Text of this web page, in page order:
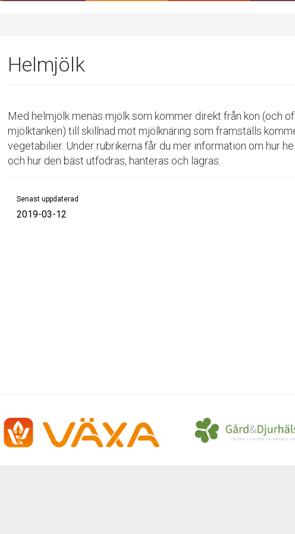
Helmjölk
Med helmjölk menas mjölk som kommer direkt från kon (och
mjölktanken) till skillnad mot mjölknäring som framställs
vegetabilier. Under rubrikerna får du mer information om hur
och hur den bäst utfodras, hanteras och lagras.
Senast uppdaterad
2019-03-12